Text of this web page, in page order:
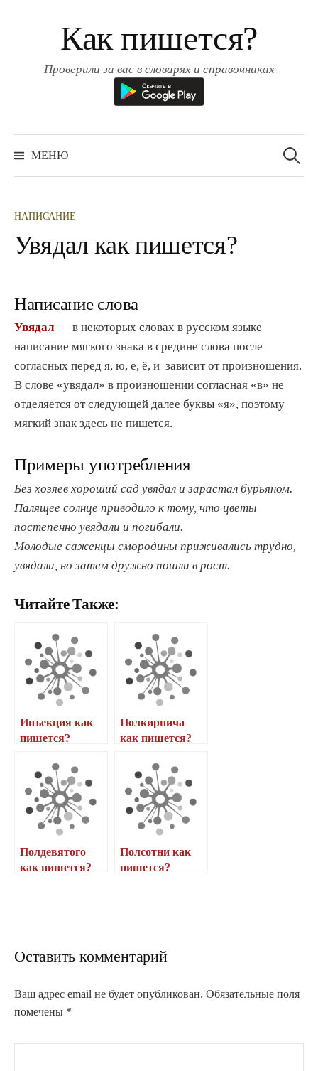
содержимомуКак пишется?
Проверили за вас в словарях и справочниках
МЕНЮ Найти:
НАПИСАНИЕ
Увядал как пишется?
Написание слова
Увядал — в некоторых словах в русском языке
написание мягкого знака в средине слова после
согласных перед я, ю, е, ё, и зависит от произношения.
В слове «увядал» в произношении согласная «в» не
отделяется от следующей далее буквы «я», поэтому
мягкий знак здесь не пишется.
Примеры употребления
Без хозяев хороший сад увядал и зарастал бурьяном.
Палящее солнце приводило к тому, что цветы
постепенно увядали и погибали.
Молодые саженцы смородины приживались трудно,
увядали, но затем дружно пошли в рост.
Читайте Также:
Инъекция как
пишется?
Полкирпича
как пишется?
Полдевятого
как пишется?
Полсотни как
пишется?
Оставить комментарий
Ваш адрес email не будет опубликован. Обязательные поля
помечены *